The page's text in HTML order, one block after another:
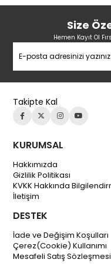
Size
Hemen Kayıt Ol
Takipte Kal
KURUMSAL
Hakkımızda
Gizlilik Politikası
KVKK Hakkında
İletişim
DESTEK
İade ve Değişim Koşulları
Çerez(Cookie) Kullanımı
Mesafeli Satış Sözleşmesi